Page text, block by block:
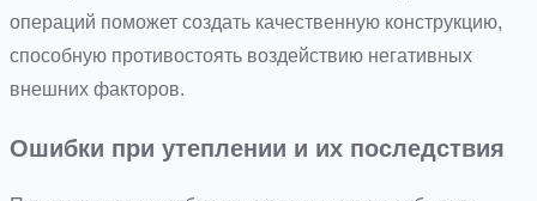
операций поможет создать качественную конструкцию,
способную противостоять воздействию негативных
внешних факторов.
Ошибки при утеплении и их последствия